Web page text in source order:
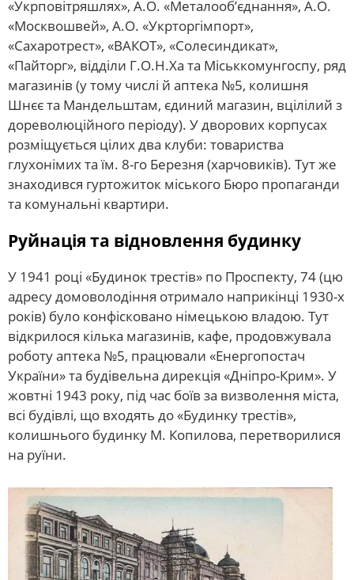
«Укрповітряшлях», А.О. «Металооб’єднання», А.О.
«Москвошвей», А.О. «Укрторгімпорт»,
«Сахаротрест», «ВАКОТ», «Солесиндикат»,
«Пайторг», відділи Г.О.Н.Ха та Міськкомунгоспу, ряд
магазинів (у тому числі й аптека №5, колишня
Шнєє та Мандельштам, єдиний магазин, вцілілий з
дореволюційного періоду). У дворових корпусах
розміщується цілих два клуби: товариства
глухонімих та їм. 8-го Березня (харчовиків). Тут же
знаходився гуртожиток міського Бюро пропаганди
та комунальні квартири.
Руйнація та відновлення будинку
У 1941 році «Будинок трестів» по ​​Проспекту, 74 (цю
адресу домоволодіння отримало наприкінці 1930-х
років) було конфісковано німецькою владою. Тут
відкрилося кілька магазинів, кафе, продовжувала
роботу аптека №5, працювали «Енергопостач
України» та будівельна дирекція «Дніпро-Крим». У
жовтні 1943 року, під час боїв за визволення міста,
всі будівлі, що входять до «Будинку трестів»,
колишнього будинку М. Копилова, перетворилися
на руїни.